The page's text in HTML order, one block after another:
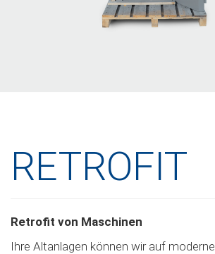
RETROFIT
Retrofit von Maschinen
Ihre Altanlagen können wir auf